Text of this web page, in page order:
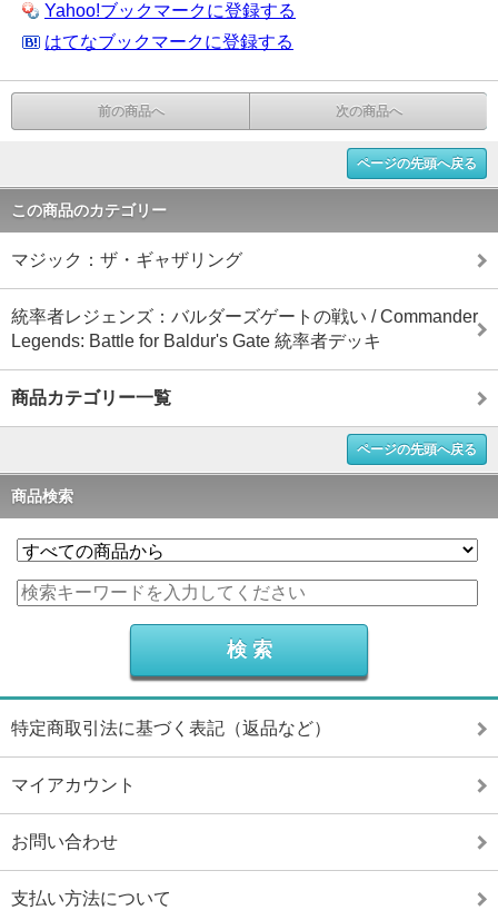
Yahoo!ブックマークに登録する
はてなブックマークに登録する
前の商品へ 次の商品へ
ページの先頭へ戻る
この商品のカテゴリー
マジック：ザ・ギャザリング
統率者レジェンズ：バルダーズゲートの戦い / Commander
Legends: Battle for Baldur's Gate 統率者デッキ
商品カテゴリー一覧
ページの先頭へ戻る
商品検索
特定商取引法に基づく表記（返品など）
マイアカウント
お問い合わせ
支払い方法について